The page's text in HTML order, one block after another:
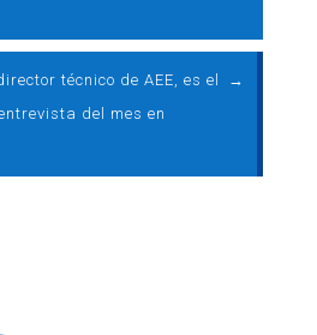
técnico de AEE, es el
del mes en
→